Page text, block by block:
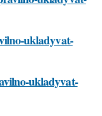
ukladyvat-
ukladyvat-